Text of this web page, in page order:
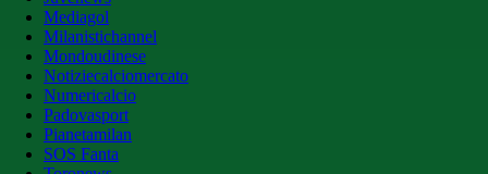
Mediagol
Milanistichannel
Mondoudinese
Notiziecalciomercato
Numericalcio
Padovasport
Pianetamilan
SOS Fanta